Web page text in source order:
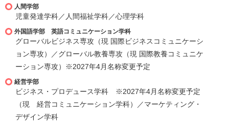
人間学部
児童発達学科／人間福祉学科／心理学科
外国語学部 英語コミュニケーション学科
グローバルビジネス専攻（現 国際ビジネスコミュニケーシ
ョン専攻）／グローバル教養専攻（現 国際教養コミュニケ
ーション専攻）※2027年4月名称変更予定
経営学部
ビジネス・プロデュース学科 ※2027年4月名称変更予定
（現 経営コミュニケーション学科）／マーケティング・
デザイン学科